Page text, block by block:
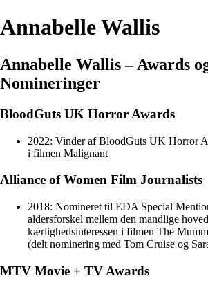
Annabelle Wallis
Annabelle Wallis – Awards
Nomineringer
BloodGuts UK Horror Awards
2022: Vinder af BloodGuts UK Horror
i filmen Malignant
Alliance of Women Film Journalists
2018: Nomineret til EDA Special
aldersforskel mellem den mandlige
kærlighedsinteressen i filmen The
(delt nominering med Tom Cruise og
MTV Movie + TV Awards